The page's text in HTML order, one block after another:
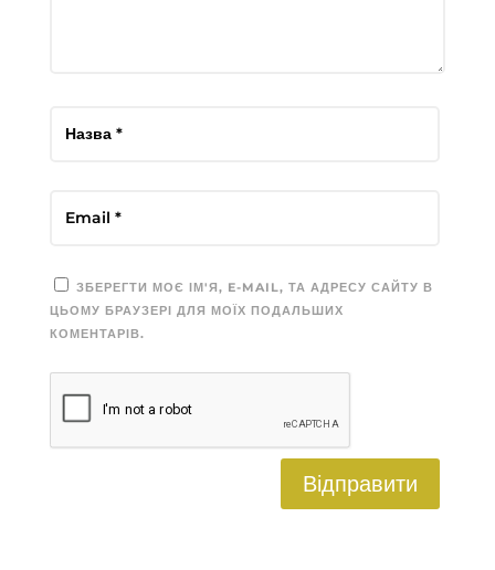
ЗБЕРЕГТИ МОЄ ІМ'Я, E-MAIL, ТА АДРЕСУ САЙТУ В
ЦЬОМУ БРАУЗЕРІ ДЛЯ МОЇХ ПОДАЛЬШИХ
КОМЕНТАРІВ.
Відправити